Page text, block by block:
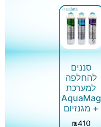
סננים
להחלפה
למערכת
AquaMag
+ מגנזיום
₪410